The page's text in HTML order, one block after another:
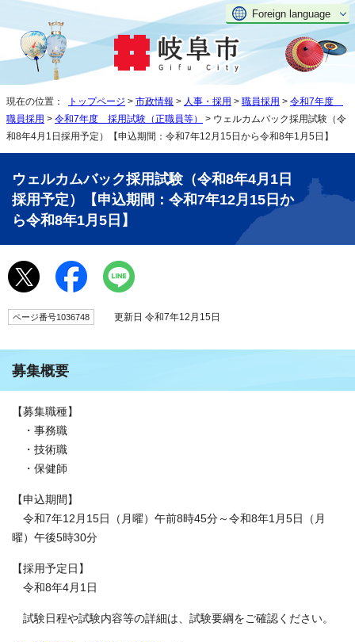
Foreign language
現在の位置： トップページ > 市政情報 > 人事・採用 > 職員採用 > 令和7年度
職員採用 > 令和7年度 採用試験（正職員等）
> ウェルカムバック採用試験（令
和8年4月1日採用予定）【申込期間：令和7年12月15日から令和8年1月5日】
ウェルカムバック採用試験（令和8年4月1日
採用予定）【申込期間：令和7年12月15日か
ら令和8年1月5日】
ページ番号1036748 更新日 令和7年12月15日
募集概要
【募集職種】
・事務職
・技術職
・保健師
【申込期間】
令和7年12月15日（月曜）午前8時45分～令和8年1月5日（月
曜）午後5時30分
【採用予定日】
令和8年4月1日
試験日程や試験内容等の詳細は、試験要綱をご確認ください。